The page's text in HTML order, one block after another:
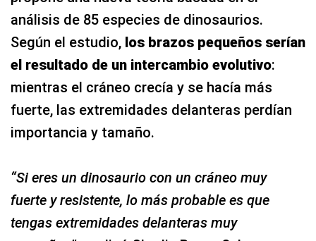
análisis de 85 especies de dinosaurios.
Según el estudio, los brazos pequeños serían
el resultado de un intercambio evolutivo:
mientras el cráneo crecía y se hacía más
fuerte, las extremidades delanteras perdían
importancia y tamaño.
“Si eres un dinosaurio con un cráneo muy
fuerte y resistente, lo más probable es que
tengas extremidades delanteras muy